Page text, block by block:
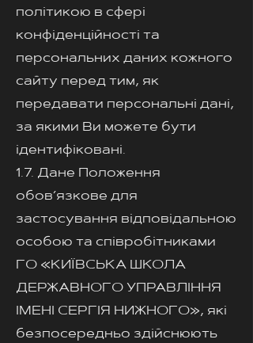
політикою в сфері
конфіденційності та
персональних даних кожного
сайту перед тим, як
передавати персональні дані,
за якими Ви можете бути
ідентифіковані.
1.7. Дане Положення
обов’язкове для
застосування відповідальною
особою та співробітниками
ГО «КИЇВСЬКА ШКОЛА
ДЕРЖАВНОГО УПРАВЛІННЯ
ІМЕНІ СЕРГІЯ НИЖНОГО», які
безпосередньо здійснюють